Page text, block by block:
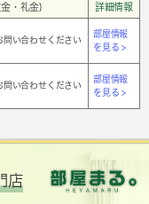
・礼金) 詳細情報
い合わせください
部屋情報
を見る >
い合わせください
部屋情報
を見る >
店